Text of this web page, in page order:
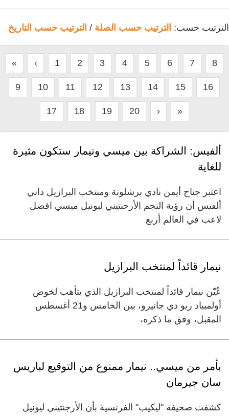
الترتيب حسب: الترتيب حسب الصلة / الترتيب حسب التاريخ
« ‹ 1 2 3 4 5 6 7 8
9 10 11 12 13 14 15 16
17 18 19 20 › »
ألفيس: الشراكة بين ميسي ونيمار ستكون مثيرة
للغاية
اعتبر جناح أيمن نادي برشلونة ومنتخب البرازيل داني
ألفيس أن رؤية النجم الأرجنتيني ليونيل ميسي افضل
لاعب في العالم أربع
نيمار قائداً لمنتخب البرازيل
عُيّن نيمار قائداً لمنتخب البرازيل الذي يتأهب لخوض
أولمبياد ريو دي جانيرو، بين الخامس و21 أغسطس
المقبل، وفق ما ذكره،
بأمر من ميسي.. نيمار ممنوع من التوقيع لباريس
سان جيرمان
كشفت صحيفة "ليكيب" الفرنسية بأن الأرجنتيني ليونيل